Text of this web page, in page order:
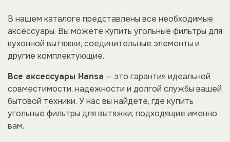
В нашем каталоге представлены все необходимые
аксессуары. Вы можете купить угольные фильтры для
кухонной вытяжки, соединительные элементы и
другие комплектующие.
Все аксессуары Hansa — это гарантия идеальной
совместимости, надежности и долгой службы вашей
бытовой техники. У нас вы найдете, где купить
угольные фильтры для вытяжки, подходящие именно
вам.